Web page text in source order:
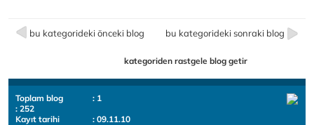
bu kategorideki önceki blog bu kategorideki sonraki blog
kategoriden rastgele blog getir
Toplam blog
: 1
: 252
Kayıt tarihi
: 09.11.10